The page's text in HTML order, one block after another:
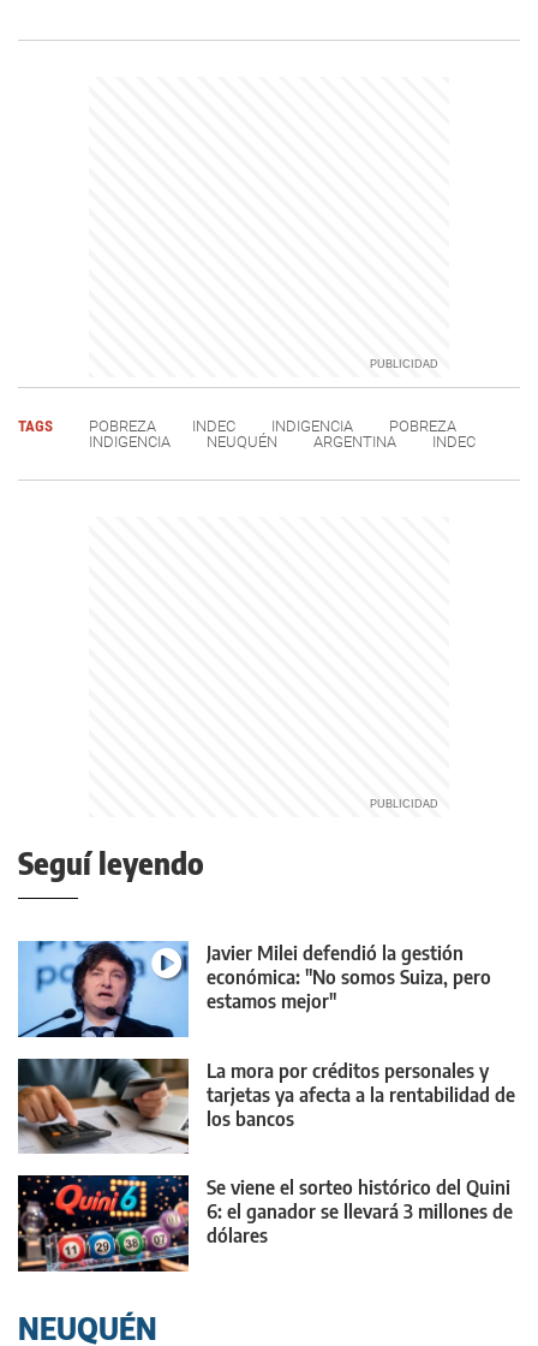
TAGS POBREZA INDEC INDIGENCIA
POBREZA
INDIGENCIA
NEUQUÉN ARGENTINA INDEC
Seguí leyendo
Javier Milei defendió la gestión
económica: "No somos Suiza, pero
estamos mejor"
La mora por créditos personales y
tarjetas ya afecta a la rentabilidad de
los bancos
Se viene el sorteo histórico del Quini
6: el ganador se llevará 3 millones de
dólares
NEUQUÉN